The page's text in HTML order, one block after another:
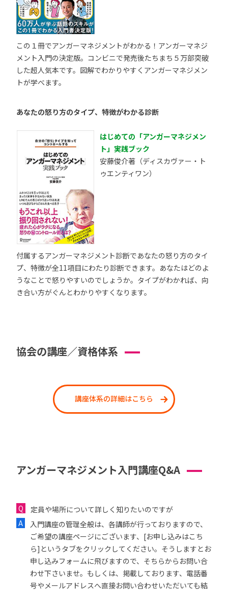
この１冊でアンガーマネジメントがわかる！アンガーマネジ
メント入門の決定版。コンビニで発売後たちまち５万部突破
した超人気本です。図解でわかりやすくアンガーマネジメン
トが学べます。
あなたの怒り方のタイプ、特徴がわかる診断
はじめての「アンガーマネジメン
ト」実践ブック
安藤俊介著（ディスカヴァー・ト
ゥエンティワン）
付属するアンガーマネジメント診断であなたの怒り方のタイ
プ、特徴が全11項目にわたり診断できます。あなたはどのよ
うなことで怒りやすいのでしょうか。タイプがわかれば、向
き合い方がぐんとわかりやすくなります。
協会の講座／資格体系
講座体系の詳細はこちら
アンガーマネジメント入門講座Q&A
定員や場所について詳しく知りたいのですが
入門講座の管理全般は、各講師が行っておりますので、
ご希望の講座ページにございます、[お申し込みはこち
ら]というタブをクリックしてください。そうしますとお
申し込みフォームに飛びますので、そちらからお問い合
わせ下さいませ。もしくは、掲載しております、電話番
号やメールアドレスへ直接お問い合わせいただいても結